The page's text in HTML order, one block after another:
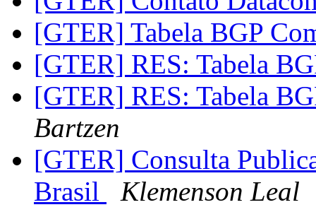
[GTER] Tabela BGP
[GTER] RES: Tabela
[GTER] RES: Tabela
Bartzen
[GTER] Consulta
Brasil
Klemenson Leal